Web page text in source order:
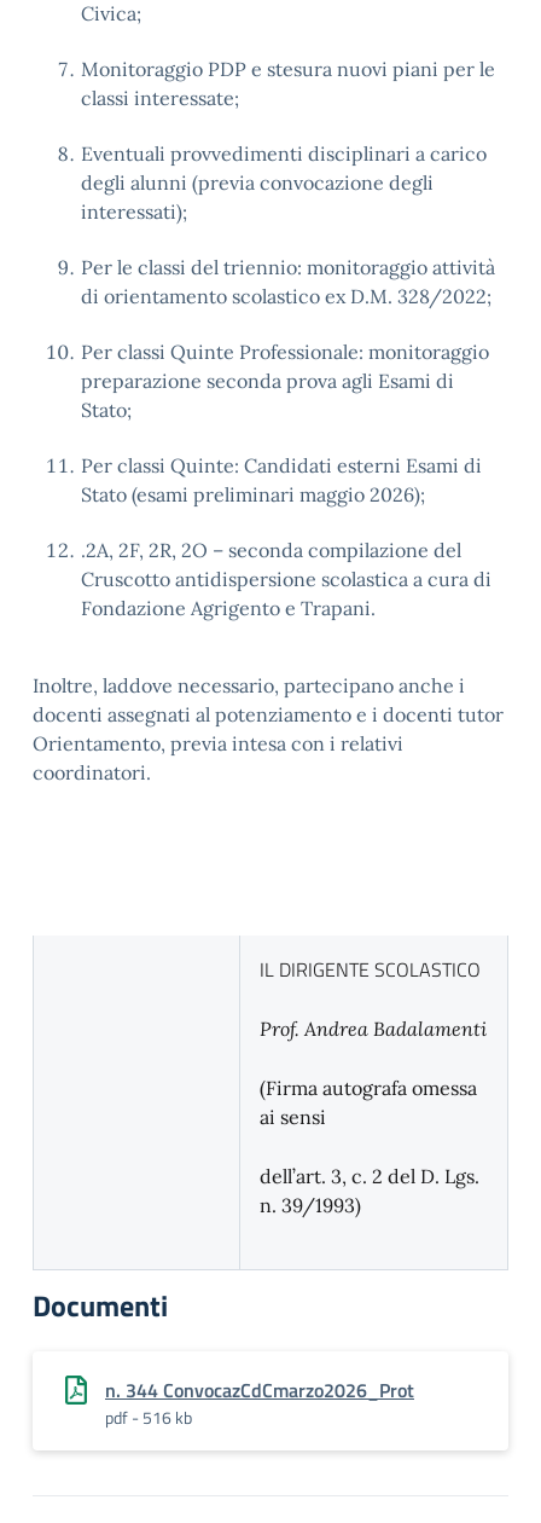
Civica;
Monitoraggio PDP e stesura nuovi piani per le
classi interessate;
Eventuali provvedimenti disciplinari a carico
degli alunni (previa convocazione degli
interessati);
Per le classi del triennio: monitoraggio attività
di orientamento scolastico ex D.M. 328/2022;
Per classi Quinte Professionale: monitoraggio
preparazione seconda prova agli Esami di
Stato;
Per classi Quinte: Candidati esterni Esami di
Stato (esami preliminari maggio 2026);
.2A, 2F, 2R, 2O – seconda compilazione del
Cruscotto antidispersione scolastica a cura di
Fondazione Agrigento e Trapani.
Inoltre, laddove necessario, partecipano anche i
docenti assegnati al potenziamento e i docenti tutor
Orientamento, previa intesa con i relativi
coordinatori.
IL DIRIGENTE SCOLASTICO
Prof. Andrea Badalamenti
(Firma autografa omessa
ai sensi
dell’art. 3, c. 2 del D. Lgs.
n. 39/1993)
Documenti
n. 344 ConvocazCdCmarzo2026_Prot
pdf - 516 kb